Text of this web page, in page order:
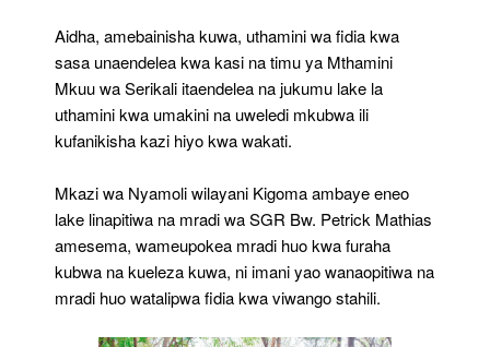
Aidha, amebainisha kuwa, uthamini wa fidia kwa
sasa unaendelea kwa kasi na timu ya Mthamini
Mkuu wa Serikali itaendelea na jukumu lake la
uthamini kwa umakini na uweledi mkubwa ili
kufanikisha kazi hiyo kwa wakati.
Mkazi wa Nyamoli wilayani Kigoma ambaye eneo
lake linapitiwa na mradi wa SGR Bw. Petrick Mathias
amesema, wameupokea mradi huo kwa furaha
kubwa na kueleza kuwa, ni imani yao wanaopitiwa na
mradi huo watalipwa fidia kwa viwango stahili.